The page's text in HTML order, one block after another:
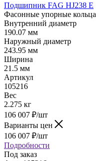
Подшипник FAG HJ238 E
Фасонные упорные кольца
Внутренний диаметр
190.07 мм
Наружный диаметр
243.95 мм
Ширина
21.5 мм
Артикул
105216
Вес
2.275 кг
106 007 ₽/шт
Варианты цен
106 007 ₽/шт
Подробности
Под заказ